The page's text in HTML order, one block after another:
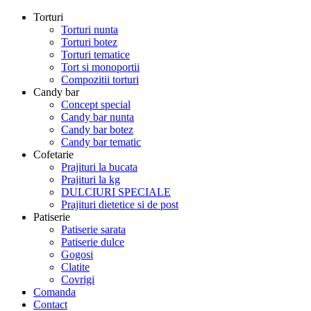
Torturi
Torturi nunta
Torturi botez
Torturi tematice
Tort si monoportii
Compozitii torturi
Candy bar
Concept special
Candy bar nunta
Candy bar botez
Candy bar tematic
Cofetarie
Prajituri la bucata
Prajituri la kg
DULCIURI SPECIALE
Prajituri dietetice si de post
Patiserie
Patiserie sarata
Patiserie dulce
Gogosi
Clatite
Covrigi
Comanda
Contact